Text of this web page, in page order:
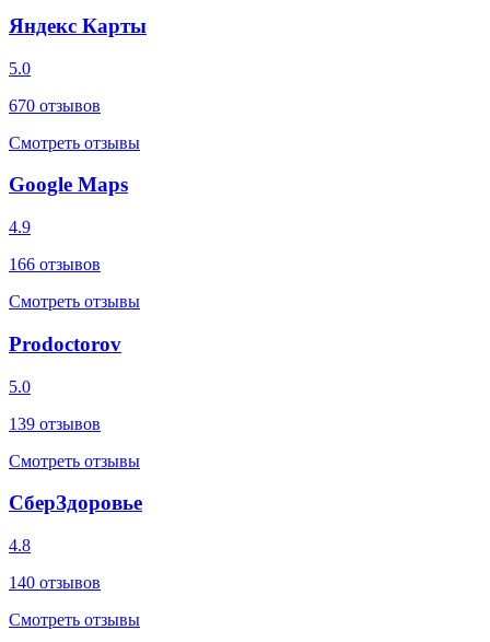
Яндекс Карты
5.0
670 отзывов
Смотреть отзывы
Google Maps
4.9
166 отзывов
Смотреть отзывы
Prodoctorov
5.0
139 отзывов
Смотреть отзывы
СберЗдоровье
4.8
140 отзывов
Смотреть отзывы